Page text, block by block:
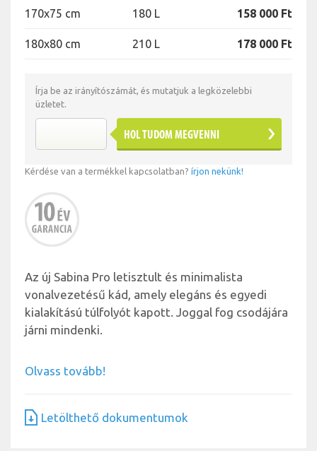
170x75 cm 180 L 158 000 Ft
180x80 cm 210 L 178 000 Ft
Írja be az irányítószámát, és mutatjuk a legközelebbi
üzletet.
HOL TUDOM MEGVENNI
Kérdése van a termékkel kapcsolatban? írjon nekünk!
Az új Sabina Pro letisztult és minimalista
vonalvezetésű kád, amely elegáns és egyedi
kialakítású túlfolyót kapott. Joggal fog csodájára
járni mindenki.
Olvass tovább!
Letölthető dokumentumok